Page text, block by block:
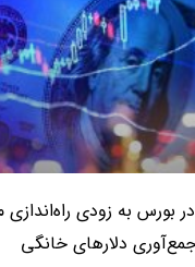
بورس به زودی راه‌اندازی
دلارهای خانگی